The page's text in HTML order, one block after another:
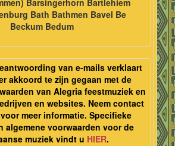
Barsingerhorn Bartlehiem
Bath Bathmen Bavel Be
Beckum Bedum
van e-mails verklaart
akkoord te zijn gegaan met de
van Alegria feestmuziek en
en websites. Neem contact
meer informatie. Specifieke
algemene voorwaarden voor de
muziek vindt u HIER.